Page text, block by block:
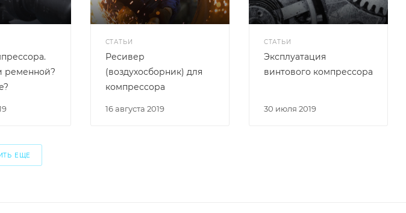
ременной?
СТАТЬИ
16 августа 2019
Ресивер
(воздухосборник) для
компрессора
СТАТЬИ
30 июля 2019
Эксплуатация
винтового компрессора
ЕЩЕ